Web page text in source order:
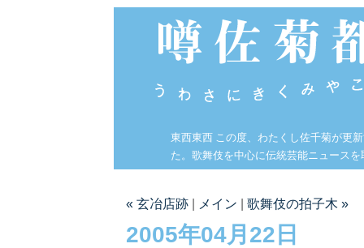
東西東西 この度、わたくし佐千菊が更
た。歌舞伎を中心に伝統芸能ニュース
« 玄冶店跡 メイン 歌舞伎の拍子木 »
2005年04月22日